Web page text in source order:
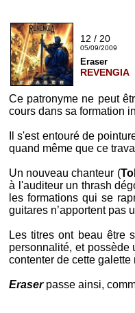
12 / 20
05/09/2009
Eraser
REVENGIA
Ce patronyme ne peut
cours dans sa formation
Il s'est entouré de
quand même que ce
Un nouveau chanteur (
à l'auditeur un thrash
les formations qui se
guitares n’apportent pas
Les titres ont beau être
personnalité, et
contenter de cette
Eraserpasse ainsi,